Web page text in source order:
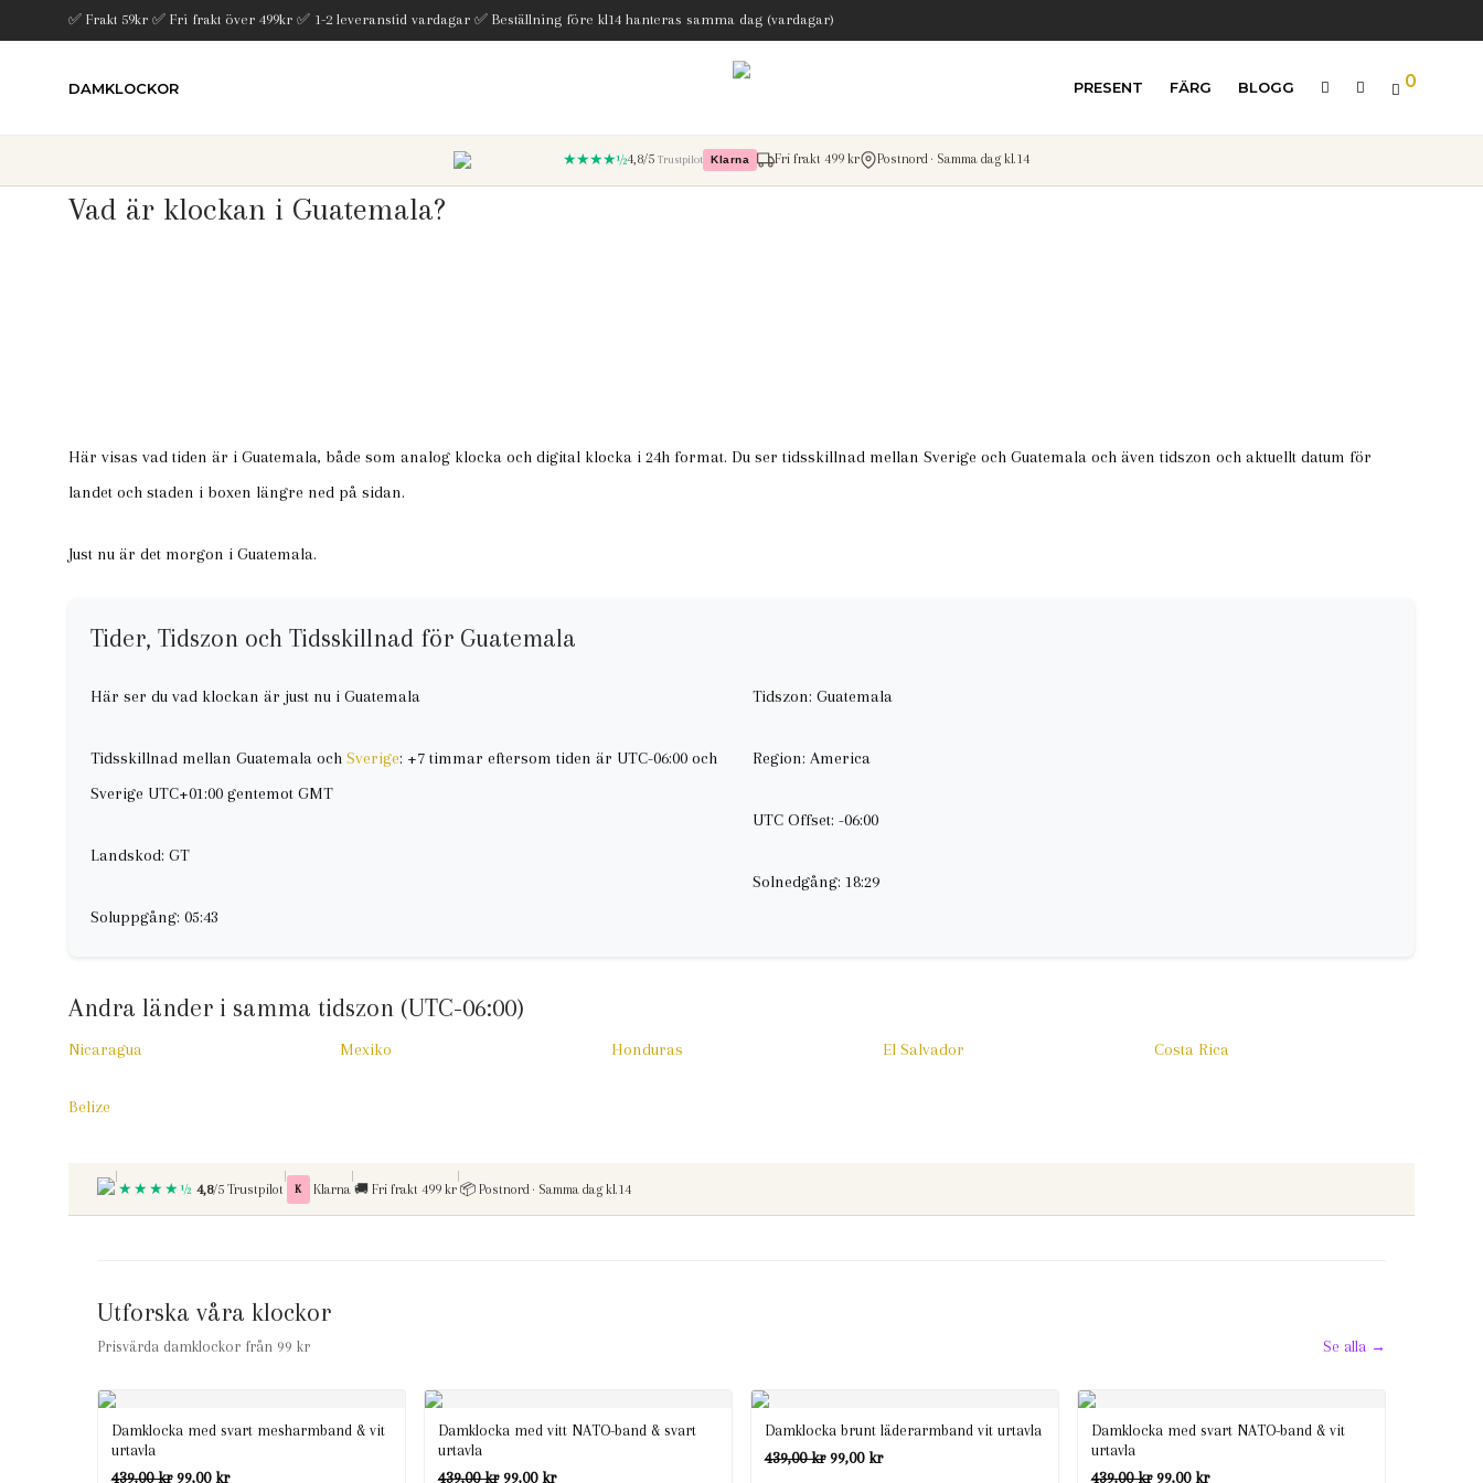
✅ Frakt 59kr ✅ Fri frakt över 499kr ✅ 1-2 leveranstid vardagar ✅ Beställning före kl14 hanteras samma dag (vardagar)
DAMKLOCKOR PRESENT FÄRG BLOGG 0
★★★★½4,8/5 Trustpilot Klarna
– betala med KlarnaFri frakt 499 kr Postnord · Samma dag kl.14
Vad är klockan i Guatemala?
Här visas vad tiden är i Guatemala, både som analog klocka och digital klocka i 24h format. Du ser tidsskillnad mellan Sverige och Guatemala och även tidszon och aktuellt datum för
landet och staden i boxen längre ned på sidan.
Just nu är det morgon i Guatemala.
Tider, Tidszon och Tidsskillnad för Guatemala
Här ser du vad klockan är just nu i Guatemala
Tidsskillnad mellan Guatemala och Sverige: +7 timmar eftersom tiden är UTC-06:00 och
Sverige UTC+01:00 gentemot GMT
Landskod: GT
Soluppgång: 05:43
Tidszon: Guatemala
Region: America
UTC Offset: -06:00
Solnedgång: 18:29
Andra länder i samma tidszon (UTC-06:00)
Nicaragua Mexiko Honduras El Salvador Costa Rica
Belize
|
★★★★½ 4,8/5 Trustpilot
|
K Betala med
Klarna
|
🚚 Fri frakt vid kop over
Fri frakt 499 kr
|
📦 Postnord · Samma dag kl.14
Utforska våra klockor
Prisvärda damklockor från 99 kr Se alla →
Damklocka med svart mesharmband & vit
urtavla
439,00kr Det
99,00 krDet
Damklocka med vitt NATO-band & svart
urtavla
439,00kr Det
99,00 krDet
Damklocka brunt läderarmband vit urtavla
439,00kr Det
99,00 krDet
Damklocka med svart NATO-band & vit
urtavla
439,00kr Det
99,00 krDet